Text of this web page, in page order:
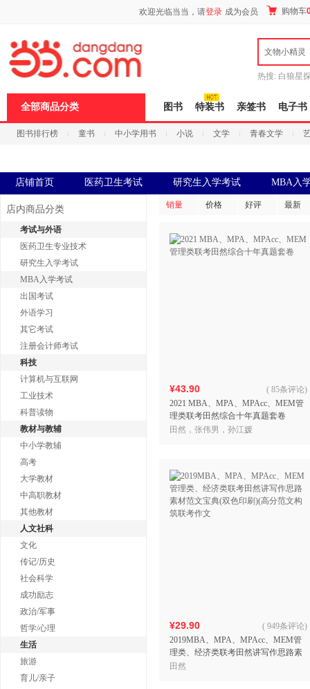
欢迎光临当当，请登录 成为会员 购物车
文物小精灵
热搜: 白狼星
全部商品分类 图书 特装书 亲签书 电子书
图书排行榜 童书 中小学用书 小说 文学 青春文学
店铺首页 医药卫生考试 研究生入学考试 MBA入
店内商品分类
考试与外语
医药卫生专业技术
研究生入学考试
MBA入学考试
出国考试
外语学习
其它考试
注册会计师考试
科技
计算机与互联网
工业技术
科普读物
教材与教辅
中小学教辅
高考
大学教材
中高职教材
其他教材
人文社科
文化
传记/历史
社会科学
成功励志
政治/军事
哲学/心理
生活
旅游
育儿/亲子
销量 价格 好评 最新
¥43.90
2021 MBA、MPA、MPAcc、MEM管
理类联考田然综合十年真题套卷
( 85条评论)
田然，张伟男，孙江媛
¥29.90
2019MBA、MPA、MPAcc、MEM管
理类、经济类联考田然讲写作思路素
材范文宝典(双色印刷)(高分范文构筑
( 949条评论)
田然
页
浪
键
打